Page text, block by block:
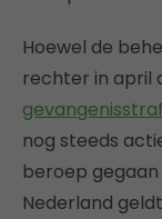
Hoewel de
rechter in april
gevangenisstraf
nog steeds
beroep
Nederland